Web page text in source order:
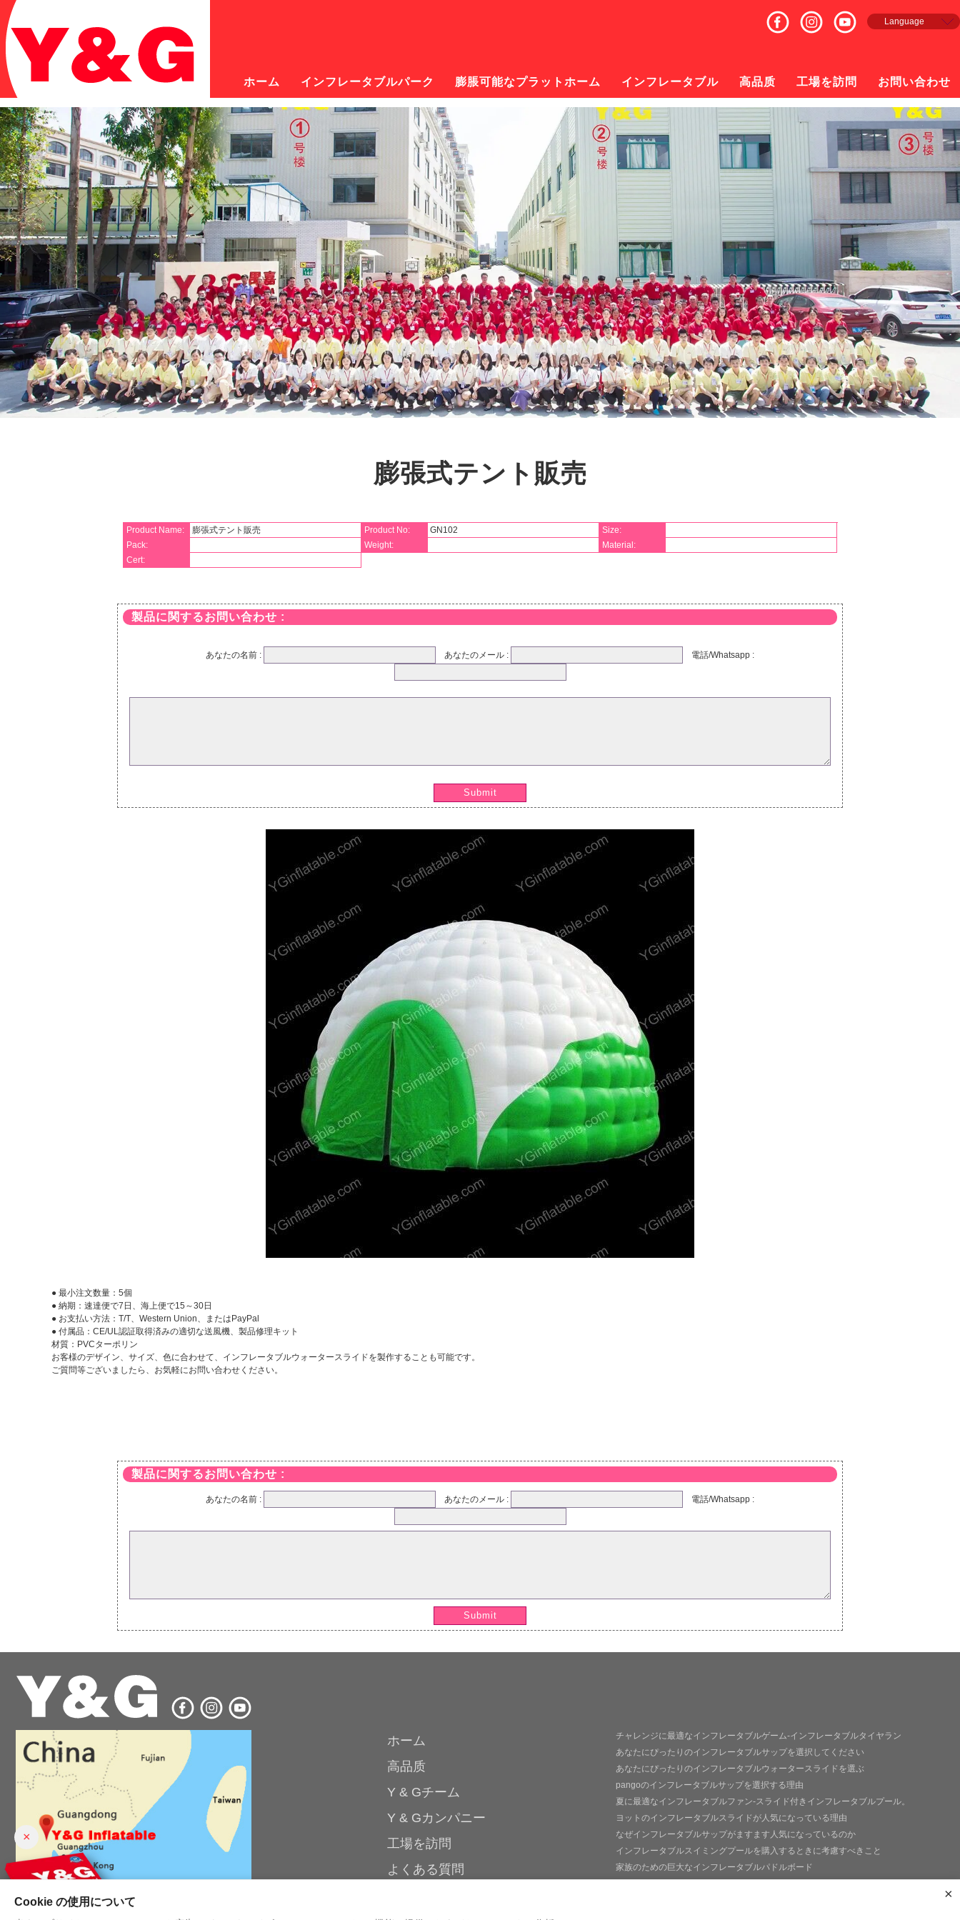
Language
русский
日本語
한국의
ホーム インフレータブルパーク 膨脹可能なプラットホーム インフレータブル 高品质 工場を訪問 お問い合わせ
膨張式テント販売
Product Name: 膨張式テント販売 Product No: GN102
Size:
Pack:
Weight:
Material:
Cert:
製品に関するお問い合わせ :
あなたの名前 : あなたのメール : 電話/Whatsapp :
Submit
● 最小注文数量：5個
● 納期：速達便で7日、海上便で15～30日
● お支払い方法：T/T、Western Union、またはPayPal
● 付属品：CE/UL認証取得済みの適切な送風機、製品修理キット
材質：PVCターポリン
お客様のデザイン、サイズ、色に合わせて、インフレータブルウォータースライドを製作することも可能です。
ご質問等ございましたら、お気軽にお問い合わせください。
製品に関するお問い合わせ :
あなたの名前 : あなたのメール : 電話/Whatsapp :
Submit
×
ホーム
高品质
Y & Gチーム
Y & Gカンパニー
工場を訪問
よくある質問
チャレンジに最適なインフレータブルゲーム-インフレータブルタイヤラン
あなたにぴったりのインフレータブルサップを選択してください
あなたにぴったりのインフレータブルウォータースライドを選ぶ
pangoのインフレータブルサップを選択する理由
夏に最適なインフレータブルファン-スライド付きインフレータブルプール。
ヨットのインフレータブルスライドが人気になっている理由
なぜインフレータブルサップがますます人気になっているのか
インフレータブルスイミングプールを購入するときに考慮すべきこと
家族のための巨大なインフレータブルパドルボード
Cookie の使用について
×